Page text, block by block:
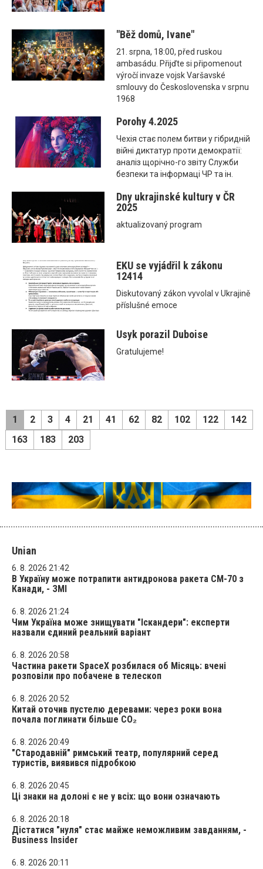
"Běž domů, Ivane"
21. srpna, 18:00, před ruskou
ambasádu. Přijďte si připomenout
výročí invaze vojsk Varšavské
smlouvy do Československa v srpnu
1968
Porohy 4.2025
Чехія стає полем битви у гібридній
війні диктатур проти демократії:
аналіз щорічно-го звіту Служби
безпеки та інформаці ЧР та ін.
Dny ukrajinské kultury v ČR
2025
aktualizovaný program
EKU se vyjádřil k zákonu
12414
Diskutovaný zákon vyvolal v Ukrajině
příslušné emoce
Usyk porazil Duboise
Gratulujeme!
1 2 3 4 21 41 62 82 102 122
142
163
183 203
Unian
6. 8. 2026 21:42
В Україну може потрапити антидронова ракета CM-70 з
Канади, - ЗМІ
6. 8. 2026 21:24
Чим Україна може знищувати "Іскандери": експерти
назвали єдиний реальний варіант
6. 8. 2026 20:58
Частина ракети SpaceX розбилася об Місяць: вчені
розповіли про побачене в телескоп
6. 8. 2026 20:52
Китай оточив пустелю деревами: через роки вона
почала поглинати більше CO₂
6. 8. 2026 20:49
"Стародавній" римський театр, популярний серед
туристів, виявився підробкою
6. 8. 2026 20:45
Ці знаки на долоні є не у всіх: що вони означають
6. 8. 2026 20:18
Дістатися "нуля" стає майже неможливим завданням, -
Business Insider
6. 8. 2026 20:11